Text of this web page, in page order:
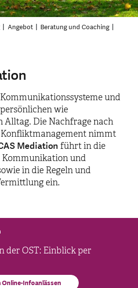
Angebot
Beratung und Coaching
und
wie
Alltag. Die Nachfrage nach
nimmt
Mediation führt in die
Kommunikation und
in die Regeln und
ein.
der OST: Einblick per
Online-Infoanlässen